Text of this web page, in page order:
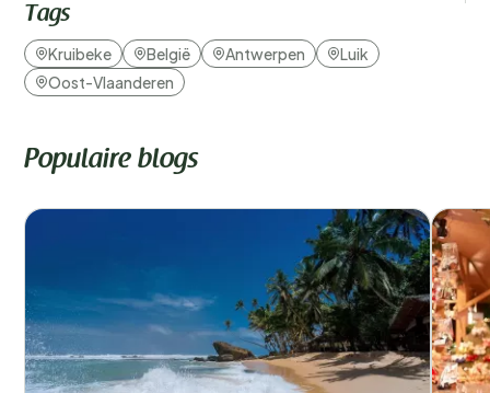
Tags
Kruibeke België Antwerpen
Luik
Oost-Vlaanderen
Populaire blogs